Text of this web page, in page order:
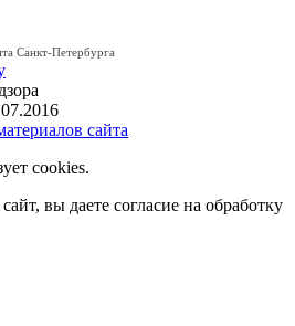
Санкт-Петербурга
сайта
cookies.
вы даете согласие на обработку